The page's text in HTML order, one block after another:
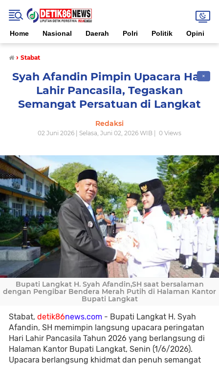
Home Nasional Daerah Polri Politik Opini
› Stabat
✕
Syah Afandin Pimpin Upacara Hari
Lahir Pancasila, Tegaskan
Semangat Persatuan di Langkat
Redaksi
02 Juni 2026 | Selasa, Juni 02, 2026 WIB | 0 Views
Bupati Langkat H. Syah Afandin,SH saat bersalaman
dengan Pengibar Bendera Merah Putih di Halaman Kantor
Bupati Langkat
Stabat, detik86news.com - Bupati Langkat H. Syah
Afandin, SH memimpin langsung upacara peringatan
Hari Lahir Pancasila Tahun 2026 yang berlangsung di
Halaman Kantor Bupati Langkat, Senin (1/6/2026).
Upacara berlangsung khidmat dan penuh semangat